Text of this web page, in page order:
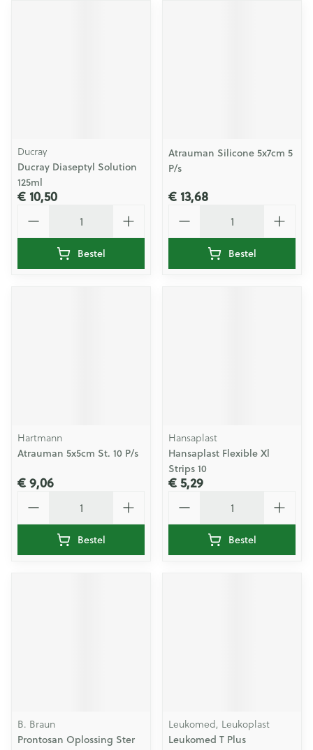
Ducray
Ducray Diaseptyl Solution
125ml
€ 10,50
Bestel
Atrauman Silicone 5x7cm 5
P/s
€ 13,68
Bestel
Hartmann
Atrauman 5x5cm St. 10 P/s
€ 9,06
Bestel
Hansaplast
Hansaplast Flexible Xl
Strips 10
€ 5,29
Bestel
B. Braun
Prontosan Oplossing Ster
Leukomed, Leukoplast
Leukomed T Plus